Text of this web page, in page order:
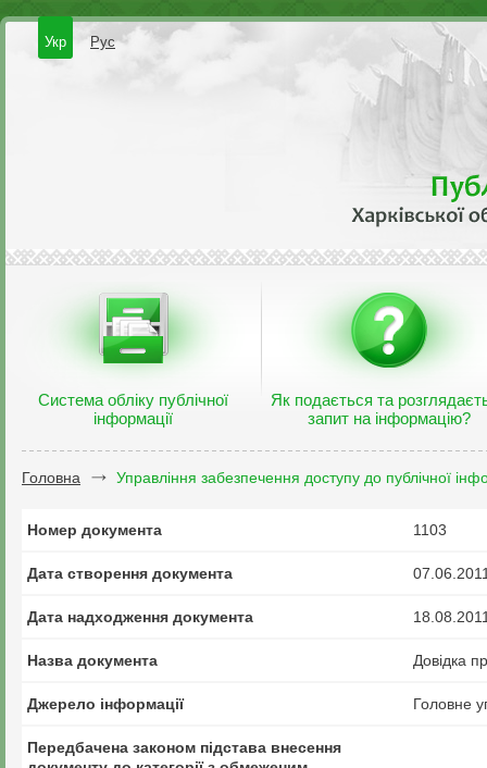
Укр Рус
Система обліку публічної
інформації
Як подається та
запит на інформацію?
Головна Управління забезпечення доступу до публічної
Номер документа 1103
Дата створення документа
Дата надходження документа
Назва документа Довідка
Джерело інформації Головне
Передбачена законом підстава внесення